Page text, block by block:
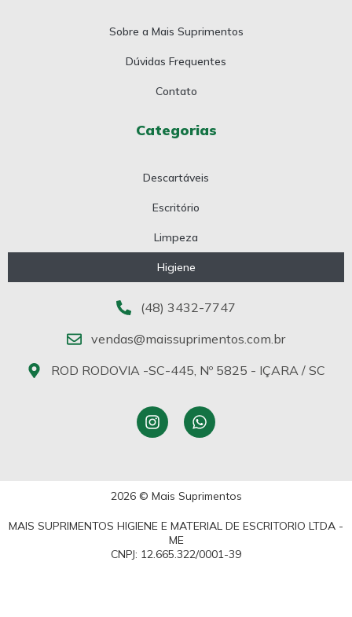
Sobre a Mais Suprimentos
Dúvidas Frequentes
Contato
Categorias
Descartáveis
Escritório
Limpeza
Higiene
(48) 3432-7747
vendas@maissuprimentos.com.br
ROD RODOVIA -SC-445, Nº 5825 - IÇARA / SC
2026 © Mais Suprimentos
MAIS SUPRIMENTOS HIGIENE E MATERIAL DE ESCRITORIO LTDA -
ME
CNPJ: 12.665.322/0001-39